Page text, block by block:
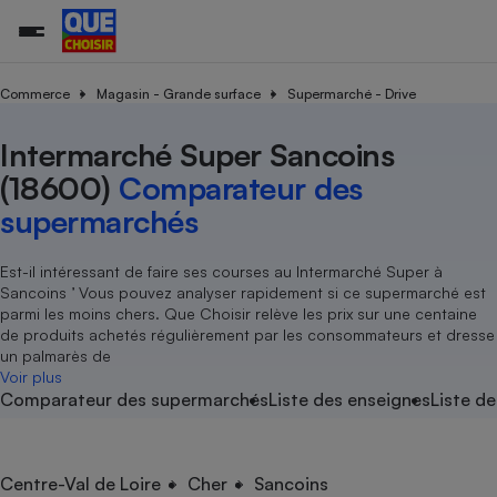
Commerce Magasin - Grande surface Supermarché - Drive
Intermarché Super Sancoins
(18600) Comparateur des
supermarchés
Est-il intéressant de faire ses courses au Intermarché Super à
Sancoins ’ Vous pouvez analyser rapidement si ce supermarché est
parmi les moins chers. Que Choisir relève les prix sur une centaine
de produits achetés régulièrement par les consommateurs et dresse
un palmarès de
Voir plus
Comparateur des supermarchésListe des enseignesListe
Centre-Val de Loire Cher Sancoins
Agriculture
Produit alimentaire
Achat - Vente - Location
Carburant
Magasin - Grande surface
Marketing - Fidélisation
Organismes de défense
Système judiciaire
Air
Eau
Achat - Vente - Travaux
Location
Sport
Vacances - Tourisme
électrique
Démarche administrative
Senior
Service marchand
Train
Transport aérien
Toutes les actualités
Enquêtes
Guides d'achat
Conseils
Brèves
Tous les services
Soumettre un litige
Lettres types
Rencontrer une association locale
Tous nos combats
Nos actions
Nos grandes victoires
Les billets de la présidente
Nos associations locales
Nous rejoindre
En savoir plus sur Que Choisir Ensemble
nous ?
L’association
Nos missions
Notre méthodologie
Notre financement
Nos partenaires
Nous rejoindre